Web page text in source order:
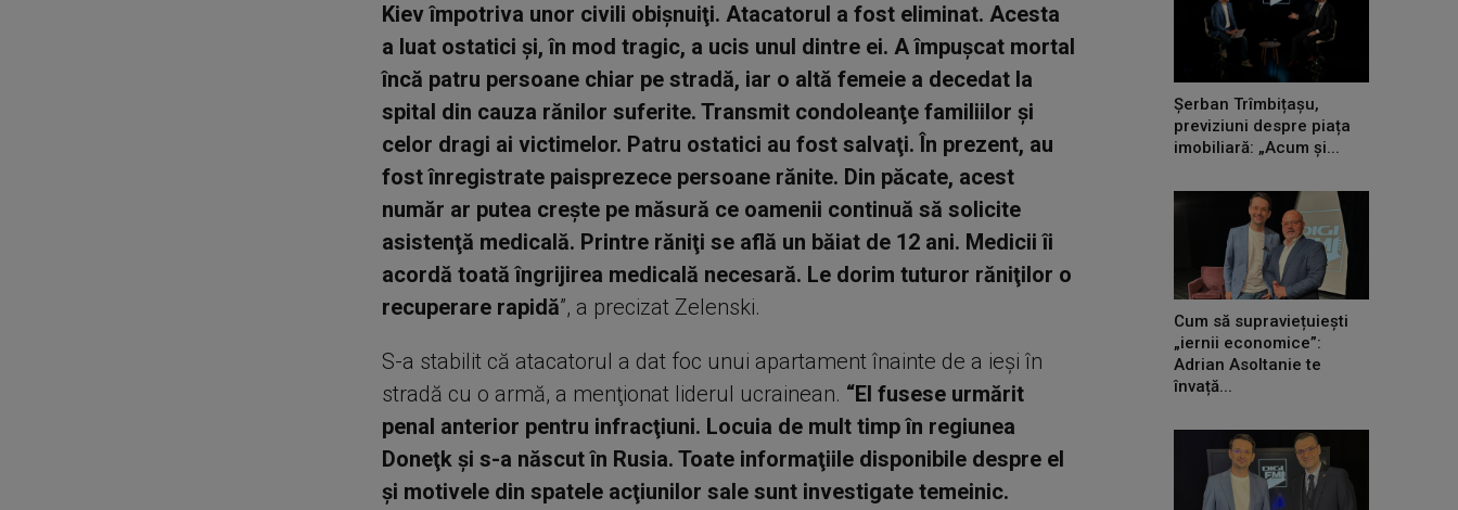
Kiev împotriva unor civili obişnuiţi. Atacatorul a fost eliminat. Acesta
a luat ostatici şi, în mod tragic, a ucis unul dintre ei. A împuşcat mortal
încă patru persoane chiar pe stradă, iar o altă femeie a decedat la
spital din cauza rănilor suferite. Transmit condoleanţe familiilor şi
celor dragi ai victimelor. Patru ostatici au fost salvaţi. În prezent, au
fost înregistrate paisprezece persoane rănite. Din păcate, acest
număr ar putea creşte pe măsură ce oamenii continuă să solicite
asistenţă medicală. Printre răniţi se află un băiat de 12 ani. Medicii îi
acordă toată îngrijirea medicală necesară. Le dorim tuturor răniţilor o
recuperare rapidă”, a precizat Zelenski.
S-a stabilit că atacatorul a dat foc unui apartament înainte de a ieşi în
stradă cu o armă, a menţionat liderul ucrainean. “El fusese urmărit
penal anterior pentru infracţiuni. Locuia de mult timp în regiunea
Doneţk şi s-a născut în Rusia. Toate informaţiile disponibile despre el
şi motivele din spatele acţiunilor sale sunt investigate temeinic.
Șerban Trîmbițașu,
previziuni despre piața
imobiliară: „Acum și...
Cum să supraviețuiești
„iernii economice”:
Adrian Asoltanie te
învață...